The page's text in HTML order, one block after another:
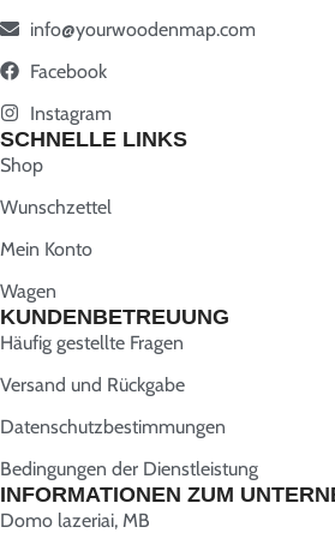
info@yourwoodenmap.com
Facebook
Instagram
SCHNELLE LINKS
Shop
Wunschzettel
Mein Konto
Wagen
KUNDENBETREUUNG
Häufig gestellte Fragen
Versand und Rückgabe
Datenschutzbestimmungen
Bedingungen der Dienstleistung
INFORMATIONEN ZUM
Domo lazeriai, MB